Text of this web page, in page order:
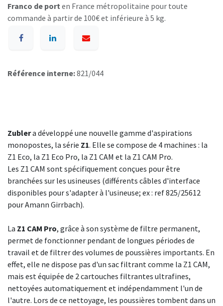
Franco de port en France métropolitaine pour toute
commande à partir de 100€ et inférieure à 5 kg.
Référence interne:821/044
Zublera développé une nouvelle gamme d'aspirations
monopostes, la série Z1. Elle se compose de 4 machines : la
Z1 Eco, la Z1 Eco Pro, la Z1 CAM et la Z1 CAM Pro.
Les Z1 CAM sont spécifiquement conçues pour être
branchées sur les usineuses (différents câbles d'interface
disponibles pour s'adapter à l'usineuse; ex : ref 825/25612
pour Amann Girrbach).
La Z1 CAM Pro, grâce à son système de filtre permanent,
permet de fonctionner pendant de longues périodes de
travail et de filtrer des volumes de poussières importants. En
effet, elle ne dispose pas d'un sac filtrant comme la Z1 CAM,
mais est équipée de 2 cartouches filtrantes ultrafines,
nettoyées automatiquement et indépendamment l'un de
l'autre. Lors de ce nettoyage, les poussières tombent dans un